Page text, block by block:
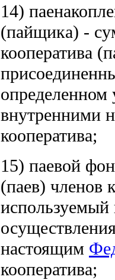
14)
(пайщика) -
кооператива
определенном
внутренними
кооператива;
15) паевой
(паев) членов
используемый
настоящим
кооператива;